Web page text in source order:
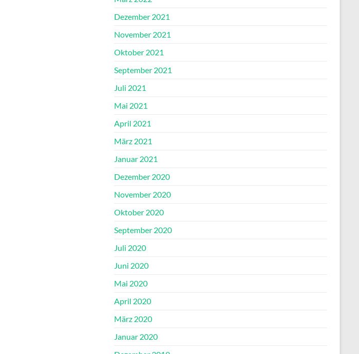
Dezember 2021
November 2021
Oktober 2021
September 2021
Juli 2021
Mai 2021
April 2021
März 2021
Januar 2021
Dezember 2020
November 2020
Oktober 2020
September 2020
Juli 2020
Juni 2020
Mai 2020
April 2020
März 2020
Januar 2020